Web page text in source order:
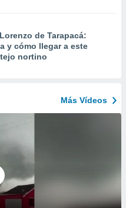
de Tarapacá:
y cómo llegar a este
nortino
Más Vídeos